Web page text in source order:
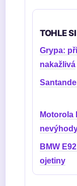
TOHLE
Grypa:
nakažlivá
Motorola
BMW
ojetiny